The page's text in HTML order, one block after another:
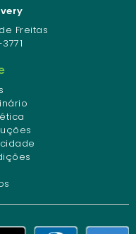
Freitas